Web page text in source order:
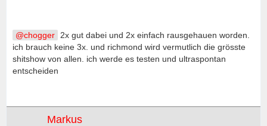
chogger
2x gut dabei und 2x einfach rausgehauen worden.
ich brauch keine 3x. und richmond wird vermutlich die grösste
shitshow von allen. ich werde es testen und ultraspontan
entscheiden
Markus